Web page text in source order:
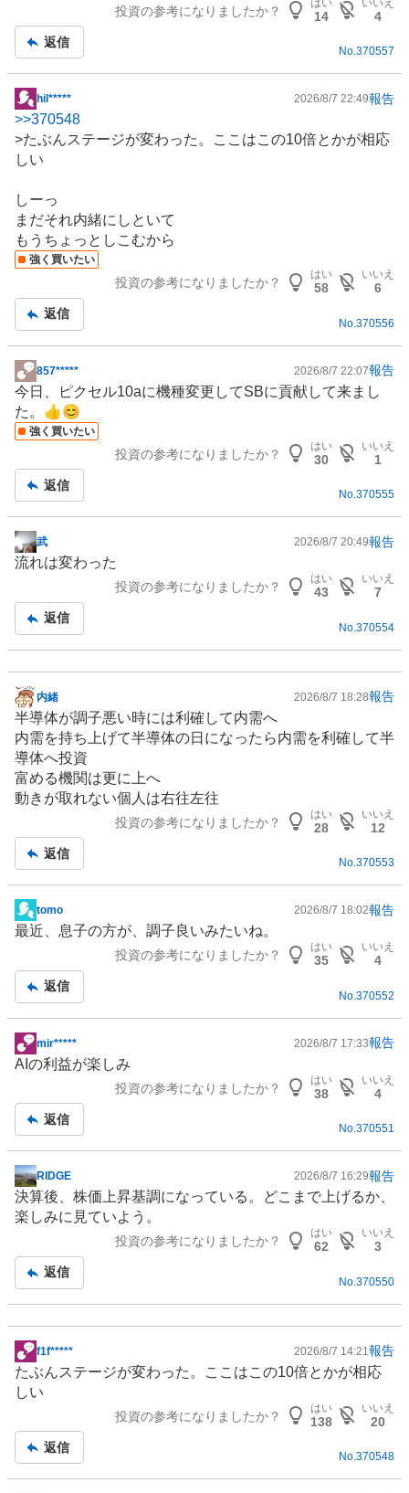
投資の参考になりましたか？ 14
4
返信
No.370557
掲
示
板
記
hil***** 2026/8/7 22:49報告
>>370548
>たぶんステージが変わった。ここはこの10倍とかが相応
しい
しーっ
まだそれ内緒にしといて
もうちょっとしこむから
強く買いたい
投資の参考になりましたか？
はい
58
いいえ
6
返信
No. 370556
掲
示
板
記
857***** 2026/8/7 22:07報告
今日、ピクセル10aに機種変更してSBに貢献して来まし
た。👍😊
強く買いたい
投資の参考になりましたか？
はい
30
いいえ
1
返信
No.370555
掲
示
事
武 2026/8/7 20:49報告
流れは変わった
投資の参考になりましたか？
はい
43
いいえ
7
返信
No. 370554
掲
示
板
記
事
内緒 2026/8/7 18:28報告
半導体が調子悪い時には利確して内需へ
内需を持ち上げて半導体の日になったら内需を利確して半
導体へ投資
富める機関は更に上へ
動きが取れない個人は右往左往
投資の参考になりましたか？
はい
28
いいえ
12
返信
No.370553
掲
示
事
tomo 2026/8/7 18:02報告
最近、息子の方が、調子良いみたいね。
投資の参考になりましたか？
はい
35
いいえ
4
返信
No. 370552
掲
示
事
mir***** 2026/8/7 17:33報告
AIの利益が楽しみ
投資の参考になりましたか？
はい
38
いいえ
4
返信
No.370551
掲
示
板
RIDGE 2026/8/7 16:29報告
決算後、株価上昇基調になっている。どこまで上げるか、
楽しみに見ていよう。
投資の参考になりましたか？
はい
62
いいえ
3
返信
No. 370550
掲
示
板
f1f***** 2026/8/7 14:21 報告
たぶんステージが変わった。ここはこの10倍とかが相応
しい
投資の参考になりましたか？
はい
138
いいえ
20
返信
No.370548